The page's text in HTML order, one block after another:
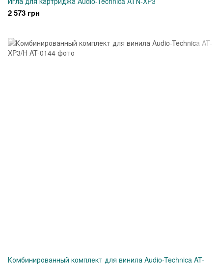
2 573 грн
Комбинированный комплект для винила Audio-Technica AT-